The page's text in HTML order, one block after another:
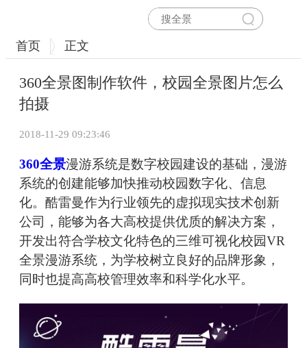
首页 正文
360全景图制作软件，校园全景图片怎么
拍摄
2018-11-29 09:23:46
360全景漫游系统是数字校园建设的基础，漫游
系统的创建能够加快推动校园数字化、信息
化。酷雷曼作为行业领先的虚拟现实技术创新
公司，能够为各大高校提供优质的解决方案，
开发出符合学校文化特色的三维可视化校园VR
全景漫游系统，为学校树立良好的品牌形象，
同时也提高高校管理效率和科学化水平。